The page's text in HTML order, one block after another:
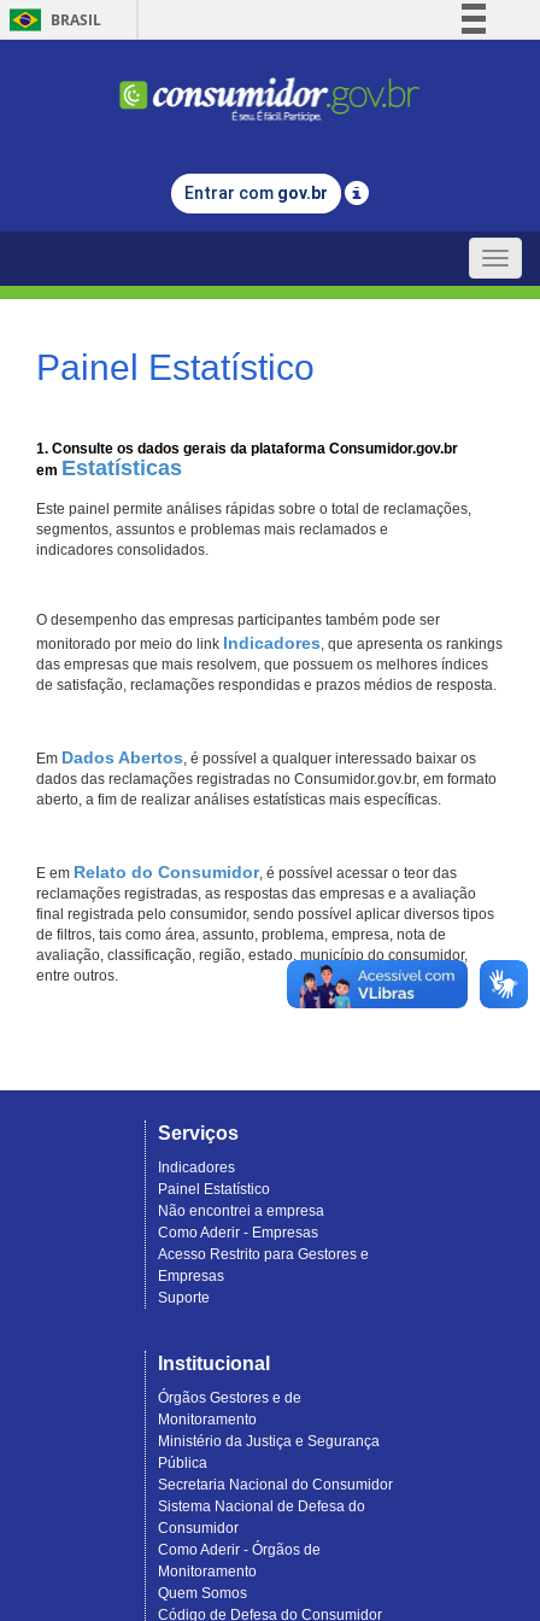
BRASIL
Comunica BR
Legislação
Entrar com gov.br
Toggle
Painel Estatístico
1. Consulte os dados gerais da plataforma Consumidor.gov.br
em Estatísticas
Este painel permite análises rápidas sobre o total de reclamações,
segmentos, assuntos e problemas mais reclamados e
indicadores consolidados.
O desempenho das empresas participantes também pode ser
monitorado por meio do link Indicadores, que apresenta os rankings
das empresas que mais resolvem, que possuem os melhores índices
de satisfação, reclamações respondidas e prazos médios de resposta.
Em Dados Abertos, é possível a qualquer interessado baixar os
dados das reclamações registradas no Consumidor.gov.br, em formato
aberto, a fim de realizar análises estatísticas mais específicas.
E em Relato do Consumidor, é possível acessar o teor das
reclamações registradas, as respostas das empresas e a avaliação
final registrada pelo consumidor, sendo possível aplicar diversos tipos
de filtros, tais como área, assunto, problema, empresa, nota de
avaliação, classificação, região, estado, município do consumidor,
entre outros.
Serviços
Indicadores
Painel Estatístico
Não encontrei a empresa
Como Aderir - Empresas
Acesso Restrito para Gestores e
Empresas
Suporte
Institucional
Órgãos Gestores e de
Monitoramento
Ministério da Justiça e Segurança
Pública
Secretaria Nacional do Consumidor
Sistema Nacional de Defesa do
Consumidor
Como Aderir - Órgãos de
Monitoramento
Quem Somos
Código de Defesa do Consumidor